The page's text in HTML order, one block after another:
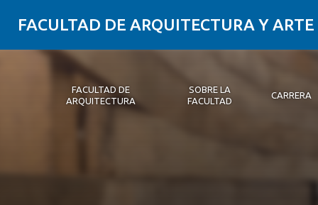
FACULTAD DE ARQUITECTURA Y ARTE
FACULTAD DE
ARQUITECTURA
SOBRE LA
FACULTAD
CARRERA